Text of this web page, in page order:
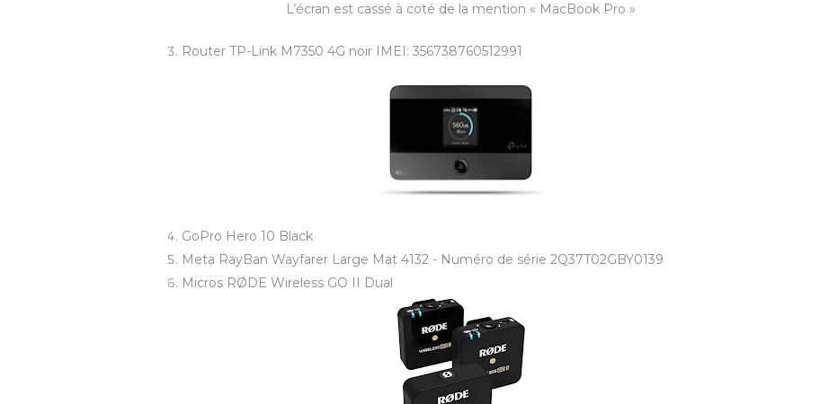
L’écran est cassé à coté de la mention « MacBook Pro »
Router TP-Link M7350 4G noir IMEI: 356738760512991
GoPro Hero 10 Black
Meta RayBan Wayfarer Large Mat 4132 - Numéro de série 2Q37T02GBY0139
Micros RØDE Wireless GO II Dual